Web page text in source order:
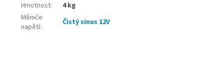
Hmotnost:
4 kg
Měniče
napětí: Čistý sinus 12V